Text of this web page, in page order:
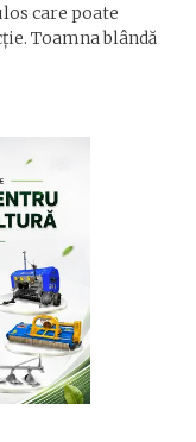
care poate
Toamna blândă